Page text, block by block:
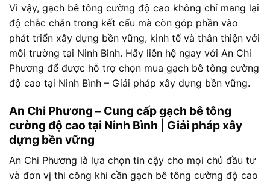
Vì vậy, gạch bê tông cường độ cao không chỉ mang lại
độ chắc chắn trong kết cấu mà còn góp phần vào
phát triển xây dựng bền vững, kinh tế và thân thiện với
môi trường tại Ninh Bình. Hãy liên hệ ngay với An Chi
Phương để được hỗ trợ chọn mua gạch bê tông cường
độ cao tại Ninh Bình – Giải pháp xây dựng bền vững.
An Chi Phương – Cung cấp gạch bê tông
cường độ cao tại Ninh Bình | Giải pháp xây
dựng bền vững
An Chi Phương là lựa chọn tin cậy cho mọi chủ đầu tư
và đơn vị thi công khi cần gạch bê tông cường độ cao